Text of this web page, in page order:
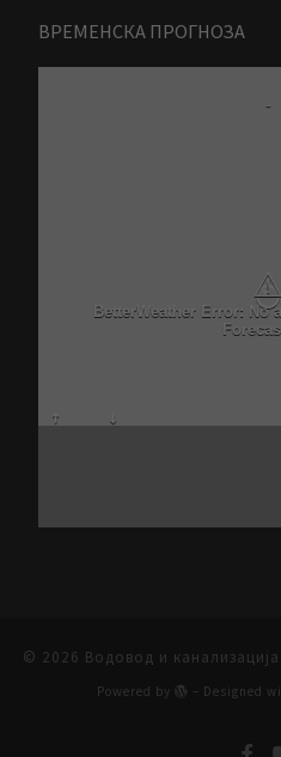
ВРЕМЕНСКА ПРОГНОЗА
-
⚠
BetterWeather Error: No
© 2026 Водовод и
Powered by – Designed